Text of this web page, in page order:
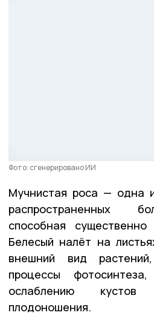
Фото: сгенерировано ИИ
Мучнистая роса — одна
распространенных
способная
Белесый налёт на
внешний вид
процессы
ослаблению
плодоношения.